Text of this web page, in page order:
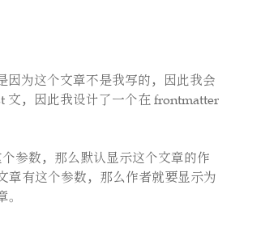
因为这个文章不是我写的，因此我会
文，因此我设计了一个在 frontmatter
参数，那么默认显示这个文章的作
章有这个参数，那么作者就要显示为